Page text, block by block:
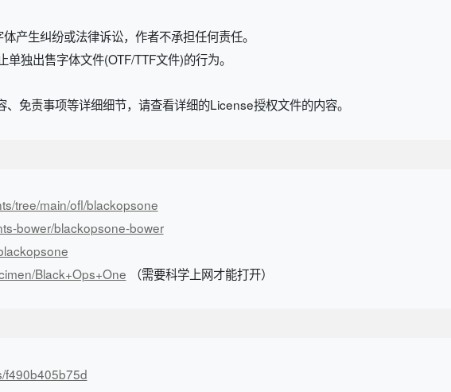
产生纠纷或法律诉讼，作者不承担任何责任。
独出售字体文件(OTF/TTF文件)的行为。
、免责事项等详细细节，请查看详细的License授权文件的内容。
tree/main/ofl/blackopsone
bower/blackopsone-bower
Black+Ops+One （需要科学上网才能打开）
f490b405b75d